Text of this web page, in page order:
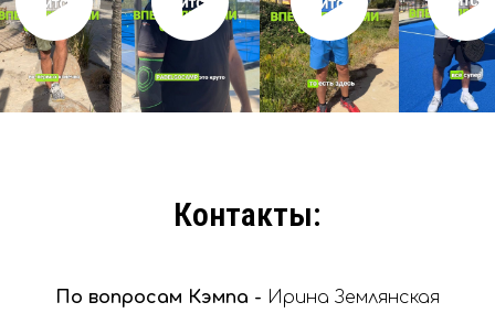
Контакты:
По вопросам Кэмпа - Ирина Землянская